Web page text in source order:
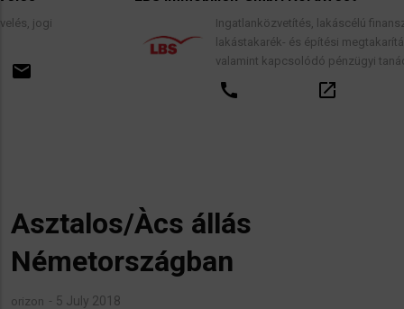
Ingatlanközvetítés, lakáscélú finanszírozási hitelek,
lakástakarék- és építési megtakarítási
valamint kapcsolódó pénzügyi tanácsadás.
open_in_new email
Asztalos/Àcs állás
Németországban
orizon 5 July 2018